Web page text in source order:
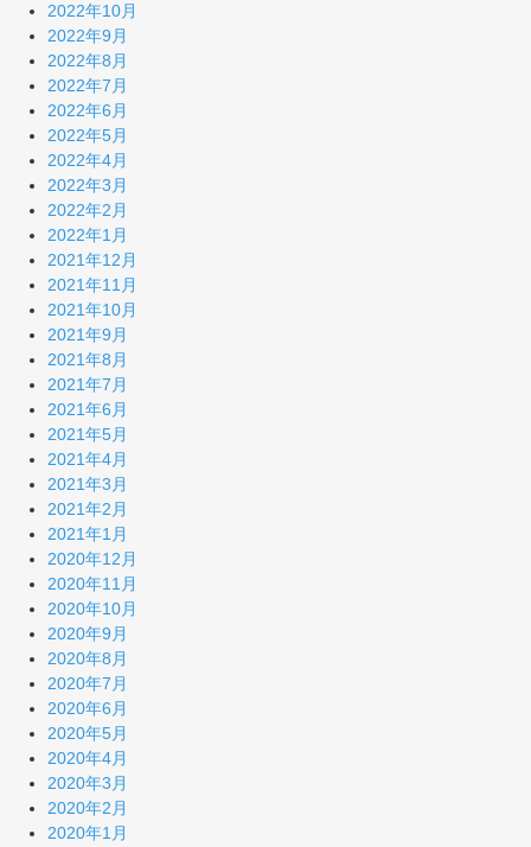
2022年10月
2022年9月
2022年8月
2022年7月
2022年6月
2022年5月
2022年4月
2022年3月
2022年2月
2022年1月
2021年12月
2021年11月
2021年10月
2021年9月
2021年8月
2021年7月
2021年6月
2021年5月
2021年4月
2021年3月
2021年2月
2021年1月
2020年12月
2020年11月
2020年10月
2020年9月
2020年8月
2020年7月
2020年6月
2020年5月
2020年4月
2020年3月
2020年2月
2020年1月